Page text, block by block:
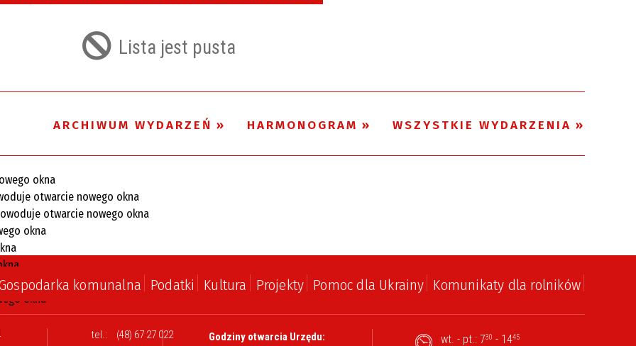
Miejsce
Organizator
Lista jest pusta
WSZYSTKIE WYDARZENIA
HARMONOGRAM
ARCHIWUM WYDARZEŃ
komunalna Podatki Kultura Projekty Pomoc dla Ukrainy Komunikaty dla rolników
tel.: (48) 67 27 022 Godziny otwarcia Urzędu: wt. - pt.: 730 - 1445